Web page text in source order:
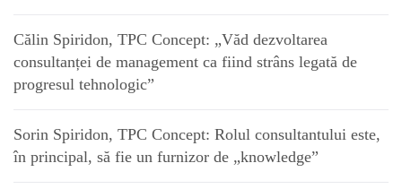
Călin Spiridon, TPC Concept: „Văd dezvoltarea
consultanței de management ca fiind strâns legată de
progresul tehnologic”
Sorin Spiridon, TPC Concept: Rolul consultantului este,
în principal, să fie un furnizor de „knowledge”